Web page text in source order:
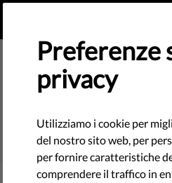
Preferenze
privacy
Utilizziamo i cookie per
del nostro sito web, per
per fornire caratteristiche
comprendere il traffico in